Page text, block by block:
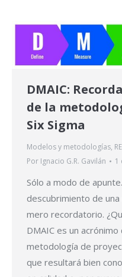
DMAIC:
de la
Six Sigma
Modelos y metodologías,
Por Ignacio G.R. Gavilán 1
Sólo a modo de
descubrimiento de
mero recordatorio.
DMAIC es un
metodología de
que resultará bien